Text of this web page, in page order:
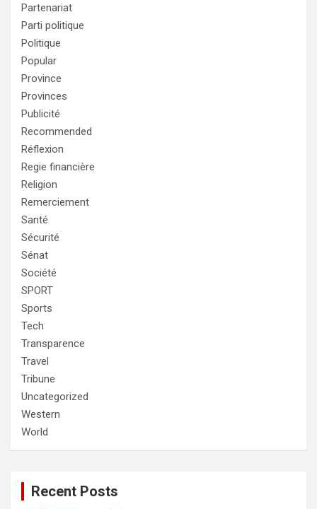
Partenariat
Parti politique
Politique
Popular
Province
Provinces
Publicité
Recommended
Réflexion
Regie financière
Religion
Remerciement
Santé
Sécurité
Sénat
Société
SPORT
Sports
Tech
Transparence
Travel
Tribune
Uncategorized
Western
World
Recent Posts